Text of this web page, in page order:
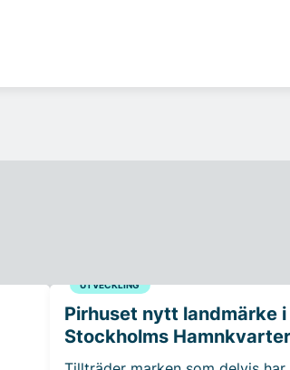
UTVECKLING
Pirhuset nytt landmärke i
Stockholms Hamnkvarter